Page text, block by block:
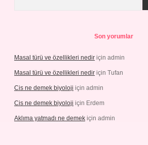
Son yorumlar
Masal türü ve özellikleri nedir için admin
Masal türü ve özellikleri nedir için Tufan
Cis ne demek biyoloji için admin
Cis ne demek biyoloji için Erdem
Aklıma yatmadı ne demek için admin